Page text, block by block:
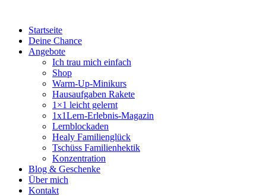
Startseite
Deine Chance
Angebote
Ich trau mich einfach
Shop
Warm-Up-Minikurs
Hausaufgaben Rakete
1×1 leicht gelernt
1x1Lern-Erlebnis-Magazin
Lernblockaden
Healy Familienglück
Tschüss Familienhektik
Konzentration
Blog & Geschenke
Über mich
Kontakt